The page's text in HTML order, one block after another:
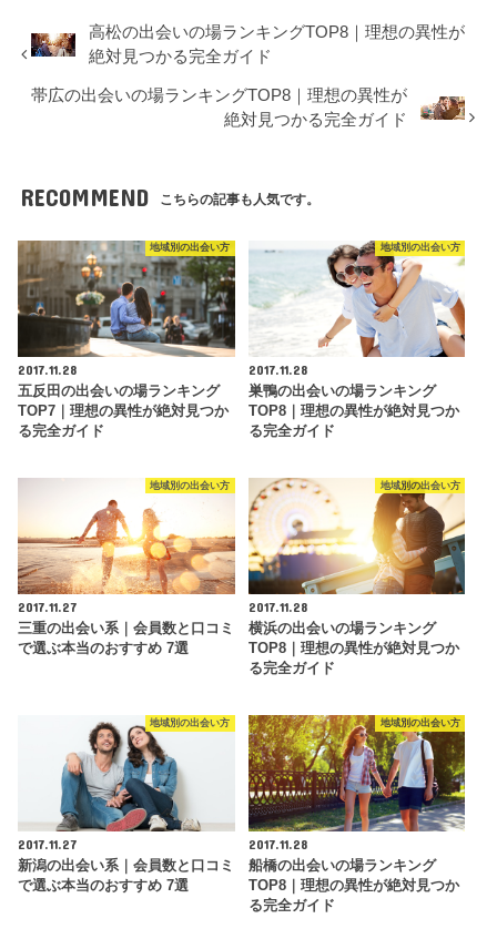
高松の出会いの場ランキングTOP8｜理想の異性が
絶対見つかる完全ガイド
帯広の出会いの場ランキングTOP8｜理想の異性が
絶対見つかる完全ガイド
RECOMMEND こちらの記事も人気です。
地域別の出会い方
2017.11.28
五反田の出会いの場ランキング
TOP7｜理想の異性が絶対見つか
る完全ガイド
地域別の出会い方
2017.11.28
巣鴨の出会いの場ランキング
TOP8｜理想の異性が絶対見つか
る完全ガイド
地域別の出会い方
2017.11.27
三重の出会い系｜会員数と口コミ
で選ぶ本当のおすすめ 7選
地域別の出会い方
2017.11.28
横浜の出会いの場ランキング
TOP8｜理想の異性が絶対見つか
る完全ガイド
地域別の出会い方
2017.11.27
新潟の出会い系｜会員数と口コミ
で選ぶ本当のおすすめ 7選
地域別の出会い方
2017.11.28
船橋の出会いの場ランキング
TOP8｜理想の異性が絶対見つか
る完全ガイド